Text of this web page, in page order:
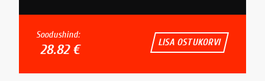
Soodushind:
28.82 € LISA OSTUKORVI